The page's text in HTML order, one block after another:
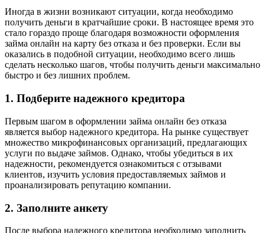
Иногда в жизни возникают ситуации, когда необходимо
получить деньги в кратчайшие сроки. В настоящее время это
стало гораздо проще благодаря возможности оформления
займа онлайн на карту без отказа и без проверки. Если вы
оказались в подобной ситуации, необходимо всего лишь
сделать несколько шагов, чтобы получить деньги максимально
быстро и без лишних проблем.
1. Подберите надежного кредитора
Первым шагом в оформлении займа онлайн без отказа
является выбор надежного кредитора. На рынке существует
множество микрофинансовых организаций, предлагающих
услуги по выдаче займов. Однако, чтобы убедиться в их
надежности, рекомендуется ознакомиться с отзывами
клиентов, изучить условия предоставляемых займов и
проанализировать репутацию компании.
2. Заполните анкету
После выбора надежного кредитора необходимо заполнить